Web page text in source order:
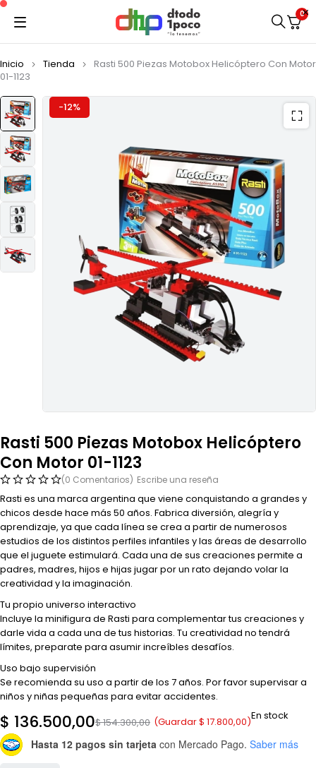
0
Inicio Tienda
Rasti 500 Piezas Motobox Helicóptero Con Motor
01-1123
-12%
Rasti 500 Piezas Motobox Helicóptero
Con Motor 01-1123
(0 Comentarios) Escribe una reseña
Rasti es una marca argentina que viene conquistando a grandes y
chicos desde hace más 50 años. Fabrica diversión, alegría y
aprendizaje, ya que cada línea se crea a partir de numerosos
estudios de los distintos perfiles infantiles y las áreas de desarrollo
que el juguete estimulará. Cada una de sus creaciones permite a
padres, madres, hijos e hijas jugar por un rato dejando volar la
creatividad y la imaginación.
Tu propio universo interactivo
Incluye la minifigura de Rasti para complementar tus creaciones y
darle vida a cada una de tus historias. Tu creatividad no tendrá
límites, preparate para asumir increíbles desafíos.
Uso bajo supervisión
Se recomienda su uso a partir de los 7 años. Por favor supervisar a
niños y niñas pequeñas para evitar accidentes.
$154.300,00
$ 136.500,00 (Guardar$ 17.800,00)En stock
Hasta 12 pagos sin tarjeta con Mercado Pago. Saber más